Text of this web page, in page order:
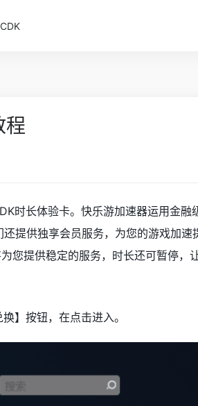
程
时长体验卡。快乐游加速器运用金
提供独享会员服务，为您的游戏加
您提供稳定的服务，时长还可暂停，
】按钮，在点击进入。